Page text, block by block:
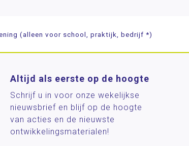
(alleen voor school, praktijk, bedrijf *)
Altijd als eerste op de hoogte
Schrijf u in voor onze wekelijkse
nieuwsbrief en blijf op de hoogte
van acties en de nieuwste
ontwikkelingsmaterialen!